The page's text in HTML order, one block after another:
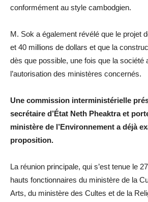
conformément au style cambodgien.
M. Sok a également révélé que le projet
et 40 millions de dollars et que la
dès que possible, une fois que la société
l’autorisation des ministères concernés.
Une commission interministérielle
secrétaire d’État Neth Pheaktra et
ministère de l’Environnement a déjà
proposition.
La réunion principale, qui s’est tenue le
hauts fonctionnaires du ministère de la
Arts, du ministère des Cultes et de la